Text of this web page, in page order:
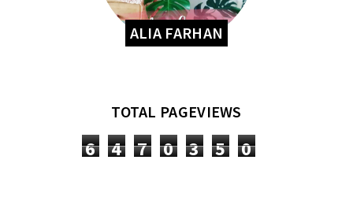
ALIA FARHAN
TOTAL PAGEVIEWS
6 4 7 0 3 5 0